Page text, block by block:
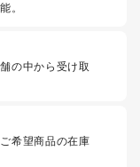
。
の中から受け取
希望商品の在庫